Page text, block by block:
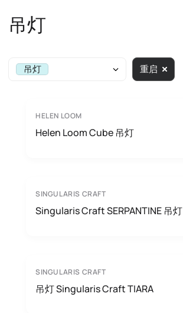
吊灯
吊灯 重启
HELEN LOOM
Helen Loom Cube 吊灯
SINGULARIS CRAFT
Singularis Craft SERPANTINE 吊灯
SINGULARIS CRAFT
吊灯 Singularis Craft TIARA